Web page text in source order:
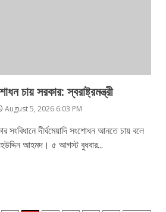
চায় সরকার: স্বরাষ্ট্রমন্ত্রী
August 5, 2026 6:03 PM
দীর্ঘমেয়াদি সংশোধন আনতে চায় বলে
আহমদ। ৫ আগস্ট বুধবার...